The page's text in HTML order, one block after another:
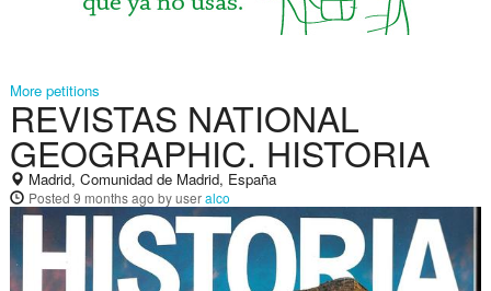
More petitions
REVISTAS NATIONAL
GEOGRAPHIC. HISTORIA
Madrid, Comunidad de Madrid, España
Posted 9 months ago by useralco